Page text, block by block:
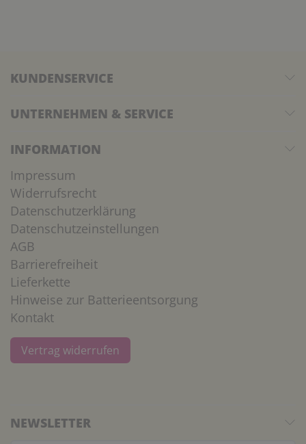
KUNDENSERVICE
UNTERNEHMEN & SERVICE
INFORMATION
Impressum
Widerrufsrecht
Datenschutzerklärung
Datenschutzeinstellungen
AGB
Barrierefreiheit
Lieferkette
Hinweise zur Batterieentsorgung
Kontakt
Vertrag widerrufen
NEWSLETTER